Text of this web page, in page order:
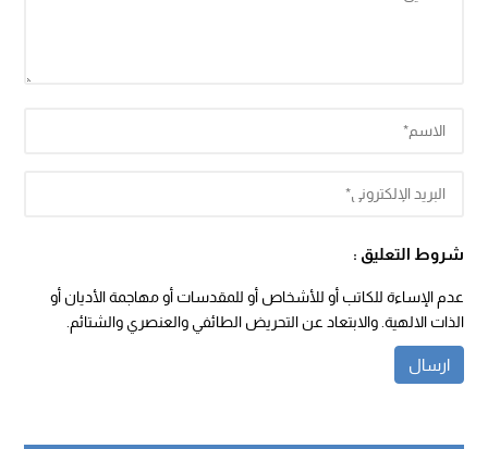
شروط التعليق :
عدم الإساءة للكاتب أو للأشخاص أو للمقدسات أو مهاجمة الأديان أو
الذات الالهية. والابتعاد عن التحريض الطائفي والعنصري والشتائم.